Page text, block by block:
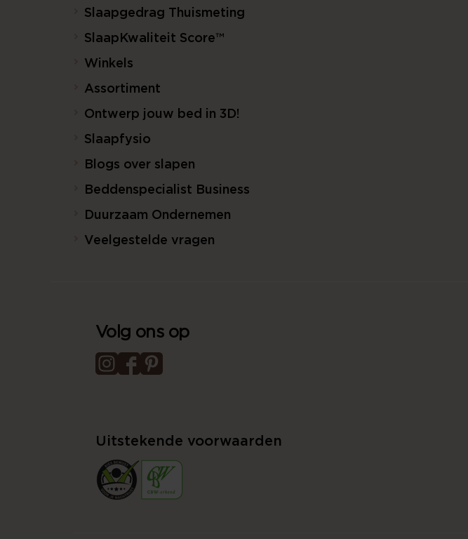
Slaapgedrag Thuismeting
SlaapKwaliteit Score™
Winkels
Assortiment
Ontwerp jouw bed in 3D!
Slaapfysio
Blogs over slapen
Beddenspecialist Business
Duurzaam Ondernemen
Veelgestelde vragen
Volg ons op
Uitstekende voorwaarden